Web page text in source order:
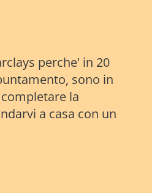
perche' in 20
sono in
la
a casa con un